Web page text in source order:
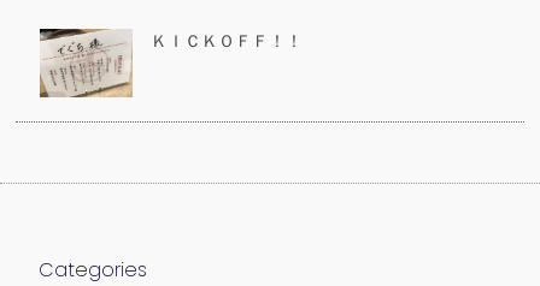
プライバシーポリシー
ＫＩＣＫＯＦＦ！！
Categories